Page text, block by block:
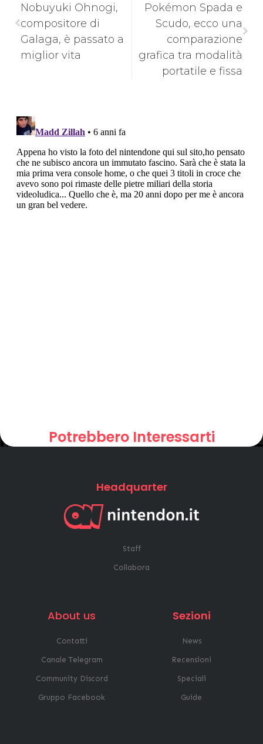
Nobuyuki Ohnogi,
compositore di
Galaga, è passato a
miglior vita
Pokémon Spada e
Scudo, ecco una
comparazione
grafica tra modalità
portatile e fissa
Potrebbero Interessarti
Headquarter
Staff
Collabora
About us
Contatti
Canale Telegram
Community Discord
Gruppo Facebook
Sezioni
News
Recensioni
Speciali
Guide